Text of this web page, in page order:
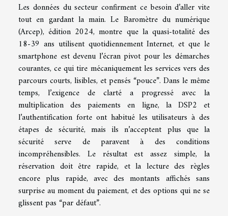
Les données du secteur confirment ce besoin d’aller vite
tout en gardant la main. Le Baromètre du numérique
(Arcep), édition 2024, montre que la quasi-totalité des
18-39 ans utilisent quotidiennement Internet, et que le
smartphone est devenu l’écran pivot pour les démarches
courantes, ce qui tire mécaniquement les services vers des
parcours courts, lisibles, et pensés “pouce”. Dans le même
temps, l’exigence de clarté a progressé avec la
multiplication des paiements en ligne, la DSP2 et
l’authentification forte ont habitué les utilisateurs à des
étapes de sécurité, mais ils n’acceptent plus que la
sécurité serve de paravent à des conditions
incompréhensibles. Le résultat est assez simple, la
réservation doit être rapide, et la lecture des règles
encore plus rapide, avec des montants affichés sans
surprise au moment du paiement, et des options qui ne se
glissent pas “par défaut”.